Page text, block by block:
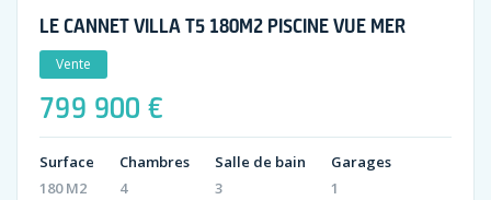
LE CANNET VILLA T5 180M2 PISCINE VUE MER
Vente
799 900 €
Surface
180 M2
Chambres
4
Salle de bain
3
Garages
1